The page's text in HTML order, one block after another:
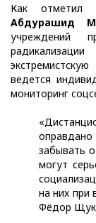
Как отметил
Абдурашид
учреждений
ведется
мониторинг
забывать
могут
на них при
Фёдор